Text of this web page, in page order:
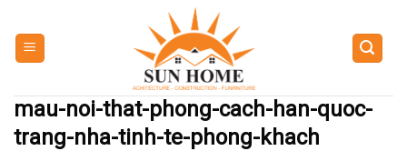
content
mau-noi-that-phong-cach-han-quoc-
trang-nha-tinh-te-phong-khach